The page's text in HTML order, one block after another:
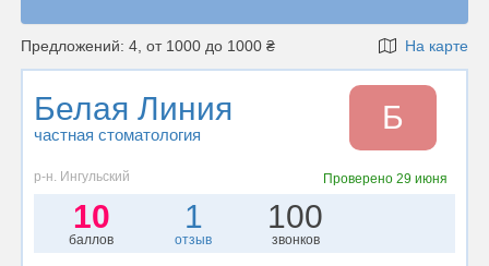
Предложений: 4, от 1000 до 1000 ₴ На карте
Белая Линия
частная стоматология Б
р-н. Ингульский Проверено 29 июня
10
баллов
1
отзыв
100
звонков